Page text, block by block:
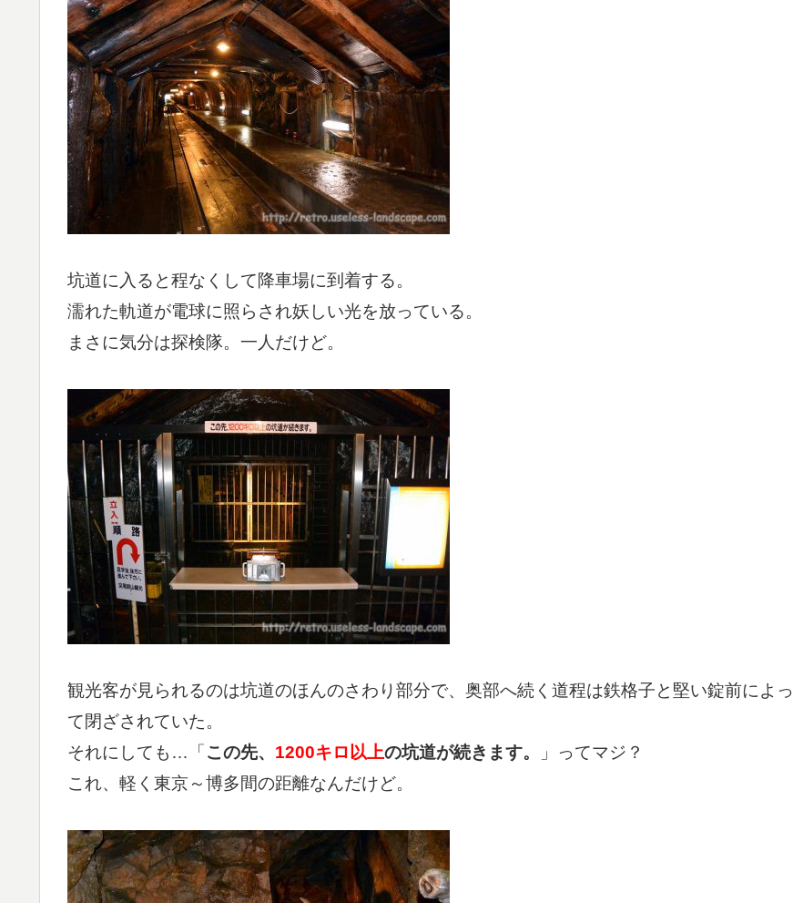
坑道に入ると程なくして降車場に到着する。
濡れた軌道が電球に照らされ妖しい光を放っている。
まさに気分は探検隊。一人だけど。
観光客が見られるのは坑道のほんのさわり部分で、奥部へ続く道程は鉄格子と堅い錠前によっ
て閉ざされていた。
それにしても…「 この先、 1200キロ以上の坑道が続きます。
」ってマジ？
これ、軽く東京～博多間の距離なんだけど。